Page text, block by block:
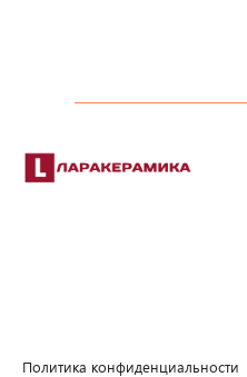
Политика конфиденциальности